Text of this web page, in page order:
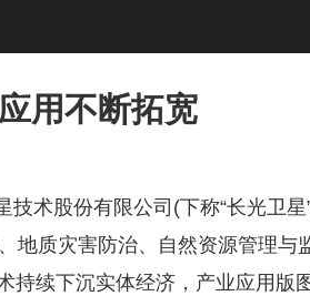
用不断拓宽
术股份有限公司(下称“长光卫星
地质灾害防治、自然资源管理与
持续下沉实体经济，产业应用版